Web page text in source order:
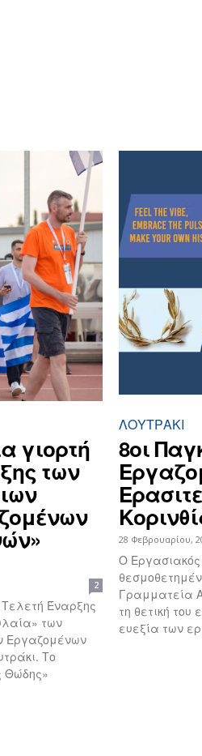
γιορτή
των
2
Έναρξης
των
Εργαζομένων
Το
Θώδης»
ΛΟΥΤΡΆΚΙ
8οι
28 Φεβρουαρίου,
Ο
Γραμματεία
τη θετική του
ευεξία των